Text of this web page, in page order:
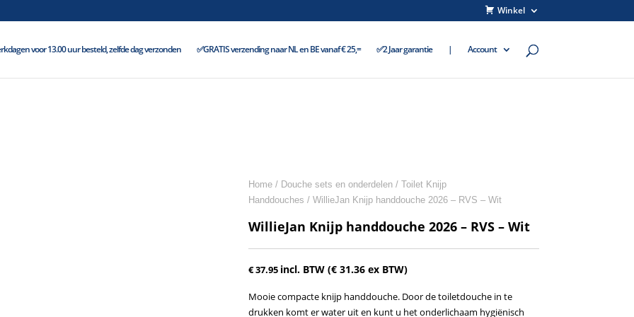
Winkel
voor 13.00 uur besteld, zelfde dag verzonden ✅GRATIS verzending naar NL en BE vanaf € 25,= ✅2 Jaar garantie | Account
Home/ Douche sets en onderdelen/ Toilet Knijp
Handdouches / WillieJan Knijp handdouche 2026 – RVS – Wit
WillieJan Knijp handdouche 2026 – RVS – Wit
€37.95 incl. BTW (€31.36ex BTW)
Mooie compacte knijp handdouche. Door de toiletdouche in te
drukken komt er water uit en kunt u het onderlichaam hygiënisch